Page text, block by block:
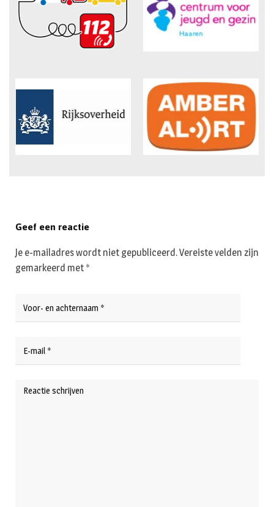
Geef een reactie
Je e-mailadres wordt niet gepubliceerd.Vereiste velden zijn
gemarkeerd met *